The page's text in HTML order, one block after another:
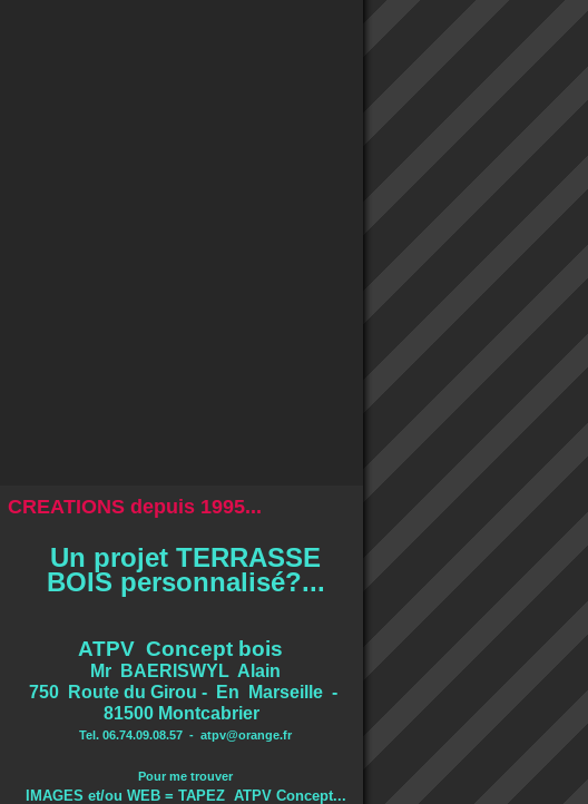
CREATIONS depuis 1995...
Un projet TERRASSE
BOIS personnalisé?...
ATPV Concept bois
Mr BAERISWYL Alain
750 Route du Girou - En Marseille -
81500 Montcabrier
Tel. 06.74.09.08.57 - atpv@orange.fr
Pour me trouver
IMAGES et/ou WEB = TAPEZ ATPV Concept...